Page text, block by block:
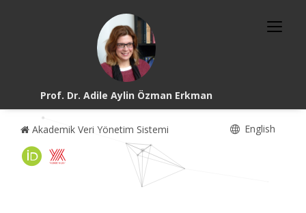
Prof. Dr. Adile Aylin Özman Erkman
Akademik Veri Yönetim Sistemi English